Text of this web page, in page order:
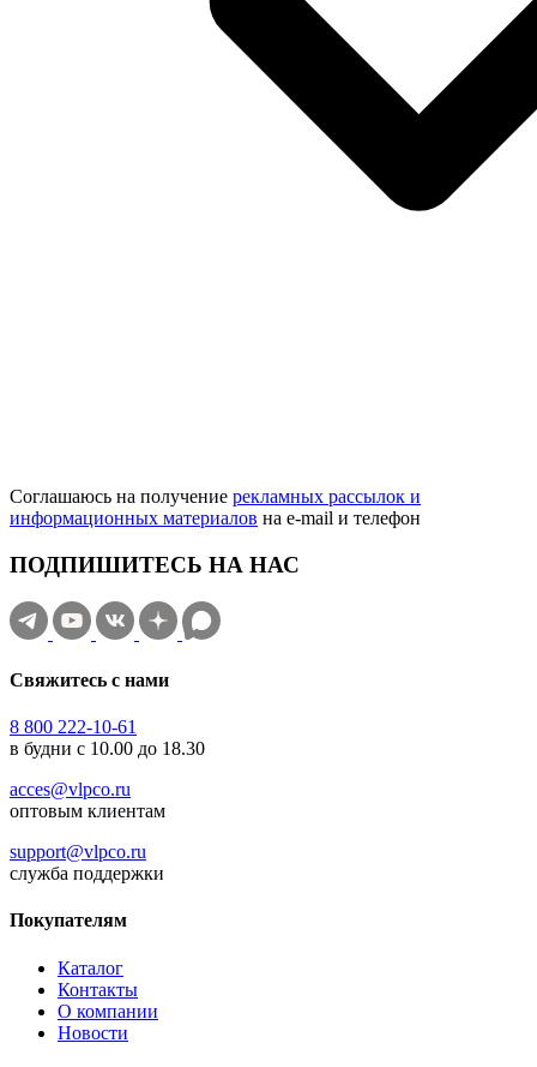
Соглашаюсь на получение рекламных рассылок и
информационных материалов на e‑mail и телефон
ПОДПИШИТЕСЬ НА НАС
Свяжитесь с нами
8 800 222-10-61
в будни с 10.00 до 18.30
acces@vlpco.ru
оптовым клиентам
support@vlpco.ru
служба поддержки
Покупателям
Каталог
Контакты
О компании
Новости